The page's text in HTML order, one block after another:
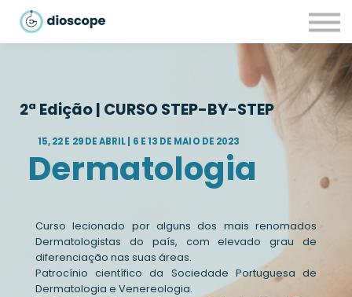
Parcerias
2ª Edição | CURSO STEP-BY-STEP
15, 22 E 29 DE ABRIL | 6 E 13 DE MAIO DE 2023
Dermatologia
Curso lecionado por alguns dos mais renomados
Dermatologistas do país, com elevado grau de
diferenciação nas suas áreas.
Patrocínio científico da Sociedade Portuguesa de
Dermatologia e Venereologia.